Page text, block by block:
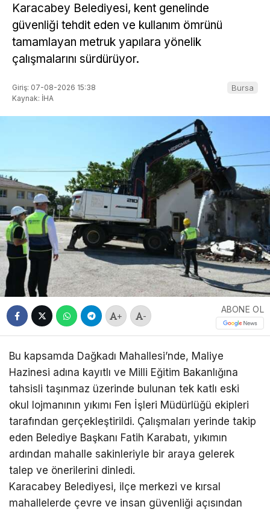
Karacabey Belediyesi, kent genelinde
güvenliği tehdit eden ve kullanım ömrünü
tamamlayan metruk yapılara yönelik
çalışmalarını sürdürüyor.
Giriş: 07-08-2026 15:38
Kaynak: İHA
Bursa
+ -
ABONE OL
Bu kapsamda Dağkadı Mahallesi’nde, Maliye
Hazinesi adına kayıtlı ve Milli Eğitim Bakanlığına
tahsisli taşınmaz üzerinde bulunan tek katlı eski
okul lojmanının yıkımı Fen İşleri Müdürlüğü ekipleri
tarafından gerçekleştirildi. Çalışmaları yerinde takip
eden Belediye Başkanı Fatih Karabatı, yıkımın
ardından mahalle sakinleriyle bir araya gelerek
talep ve önerilerini dinledi.
Karacabey Belediyesi, ilçe merkezi ve kırsal
mahallelerde çevre ve insan güvenliği açısından